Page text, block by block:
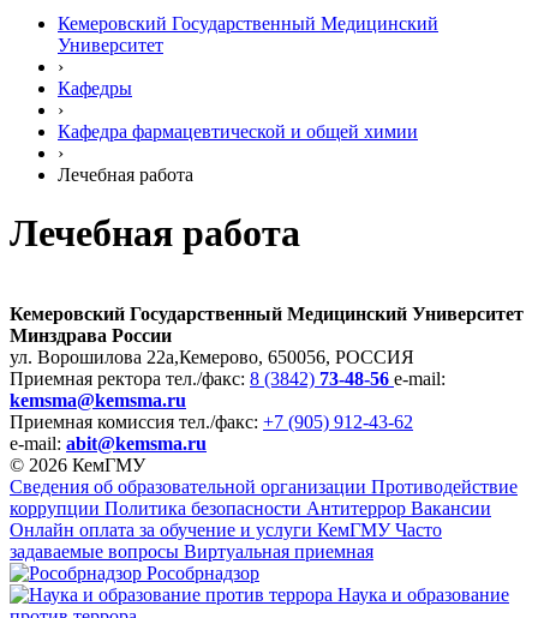
Кемеровский Государственный Медицинский
Университет
›
Кафедры
›
Кафедра фармацевтической и общей химии
›
Лечебная работа
Лечебная работа
Кемеровский Государственный Медицинский Университет
Минздрава России
ул. Ворошилова 22а,Кемерово, 650056, РОССИЯ
Приемная ректора тел./факс: 8 (3842) 73-48-56 e-mail:
kemsma@kemsma.ru
Приемная комиссия тел./факс: +7 (905) 912-43-62
e-mail: abit@kemsma.ru
© 2026 КемГМУ
Сведения об образовательной организации Противодействие
коррупции Политика безопасности Антитеррор Вакансии
Онлайн оплата за обучение и услуги КемГМУ Часто
задаваемые вопросы Виртуальная приемная
Рособрнадзор
Наука и образование